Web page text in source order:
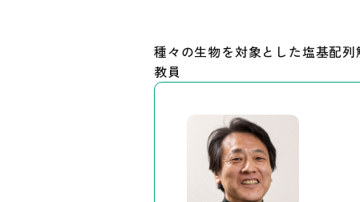
種々の生物を対象とした塩基配
教員